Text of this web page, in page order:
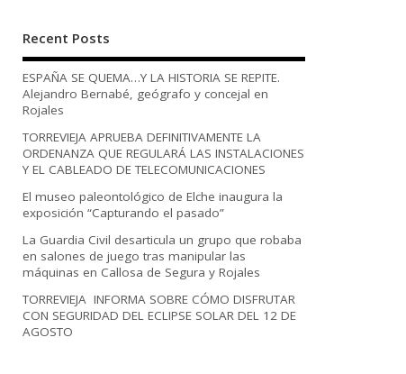
Recent Posts
ESPAÑA SE QUEMA…Y LA HISTORIA SE REPITE.
Alejandro Bernabé, geógrafo y concejal en
Rojales
TORREVIEJA APRUEBA DEFINITIVAMENTE LA
ORDENANZA QUE REGULARÁ LAS INSTALACIONES
Y EL CABLEADO DE TELECOMUNICACIONES
El museo paleontológico de Elche inaugura la
exposición “Capturando el pasado”
La Guardia Civil desarticula un grupo que robaba
en salones de juego tras manipular las
máquinas en Callosa de Segura y Rojales
TORREVIEJA INFORMA SOBRE CÓMO DISFRUTAR
CON SEGURIDAD DEL ECLIPSE SOLAR DEL 12 DE
AGOSTO